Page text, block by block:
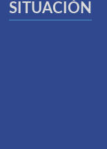
SITUACIÓN